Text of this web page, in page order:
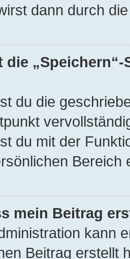
dann durch
die
du die
du mit der
Bereich
mein Beitrag
kann
Beitrag erstellt